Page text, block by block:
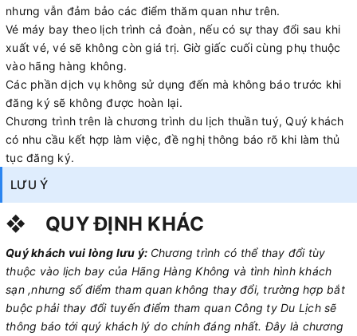
nhưng vẫn đảm bảo các điểm thăm quan như trên.
Vé máy bay theo lịch trình cả đoàn, nếu có sự thay đổi sau khi
xuất vé, vé sẽ không còn giá trị. Giờ giấc cuối cùng phụ thuộc
vào hãng hàng không.
Các phần dịch vụ không sử dụng đến mà không báo trước khi
đăng ký sẽ không được hoàn lại.
Chương trình trên là chương trình du lịch thuần tuý, Quý khách
có nhu cầu kết hợp làm việc, đề nghị thông báo rõ khi làm thủ
tục đăng ký.
LƯU Ý
❖ QUY ĐỊNH KHÁC
Quý khách vui lòng lưu ý: Chương trình có thể thay đổi tùy
thuộc vào lịch bay của Hãng Hàng Không và tình hình khách
sạn ,nhưng số điểm tham quan không thay đổi, trường hợp bắt
buộc phải thay đổi tuyến điểm tham quan Công ty Du Lịch sẽ
thông báo tới quý khách lý do chính đáng nhất. Đây là chương